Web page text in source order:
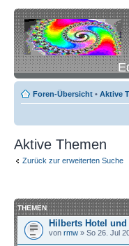
Foren-Übersicht • Aktive
Aktive Themen
Zurück zur erweiterten Suche
THEMEN
Hilberts Hotel
von rmw » So 26. Jul